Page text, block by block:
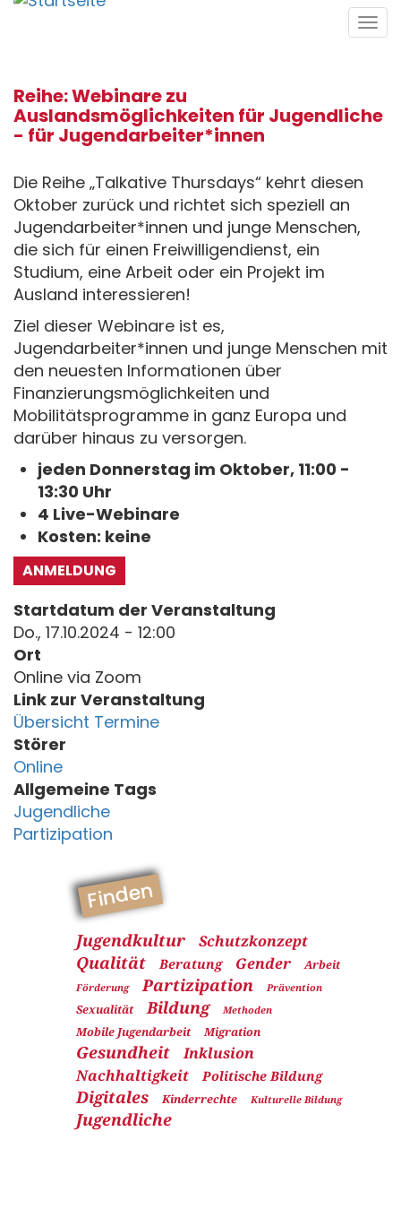
Direkt
Reihe: Webinare zu
Auslandsmöglichkeiten für Jugendliche
- für Jugendarbeiter*innen
Die Reihe „Talkative Thursdays“ kehrt diesen
Oktober zurück und richtet sich speziell an
Jugendarbeiter*innen und junge Menschen,
die sich für einen Freiwilligendienst, ein
Studium, eine Arbeit oder ein Projekt im
Ausland interessieren!
Ziel dieser Webinare ist es,
Jugendarbeiter*innen und junge Menschen mit
den neuesten Informationen über
Finanzierungsmöglichkeiten und
Mobilitätsprogramme in ganz Europa und
darüber hinaus zu versorgen.
jeden Donnerstag im Oktober, 11:00 -
13:30 Uhr
4 Live-Webinare
Kosten: keine
ANMELDUNG
Startdatum der Veranstaltung
Do., 17.10.2024 - 12:00
Ort
Online via Zoom
Link zur Veranstaltung
Übersicht Termine
Störer
Online
Allgemeine Tags
Jugendliche
Partizipation
Finden
Jugendkultur Schutzkonzept
Qualität Beratung Gender Arbeit
Förderung Partizipation Prävention
Sexualität Bildung Methoden
Mobile Jugendarbeit Migration
Gesundheit
Inklusion
Nachhaltigkeit
Politische Bildung
Digitales Kinderrechte Kulturelle Bildung
Jugendliche